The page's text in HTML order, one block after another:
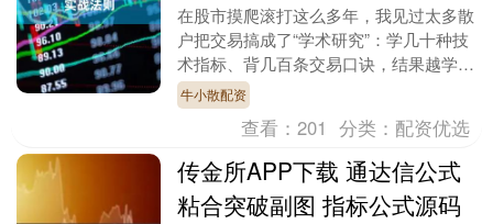
在股市摸爬滚打这么多年，我见过太多散
户把交易搞成了“学术研究”：学几十种技
术指标、背几百条交易口诀，结果越学越
亏。 其实炒股的真相是：越简单，越容
易赚钱。今天把....
牛小散配资
查看：201 分类： 配资优选
传金所APP下载 通达信公式
粘合突破副图 指标公式源码